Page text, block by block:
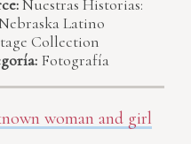
Nuestras Historias:
Latino
Collection
Fotografía
woman and girl